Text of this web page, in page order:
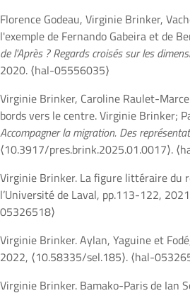
Florence Godeau, Virginie Brinker,
l'exemple de Fernando Gabeira et de
de l'Après ? Regards croisés sur les
2020. ⟨hal-05556035⟩
Virginie Brinker, Caroline Raulet-
bords vers le centre. Virginie Brinker;
Accompagner la migration. Des
⟨10.3917/pres.brink.2025.01.0017⟩.
Virginie Brinker. La figure littéraire du
l’Université de Laval, pp.113-122,
05326518⟩
Virginie Brinker. Aylan, Yaguine et
2022, ⟨10.58335/sel.185⟩. ⟨hal-
Virginie Brinker. Bamako-Paris de Ian